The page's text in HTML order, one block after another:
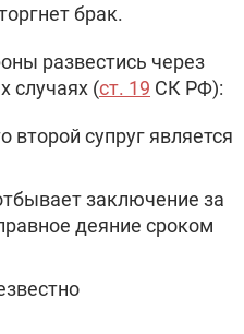
брак.
развестись через
случаях (ст. 19 СК РФ):
второй супруг является
заключение за
деяние сроком